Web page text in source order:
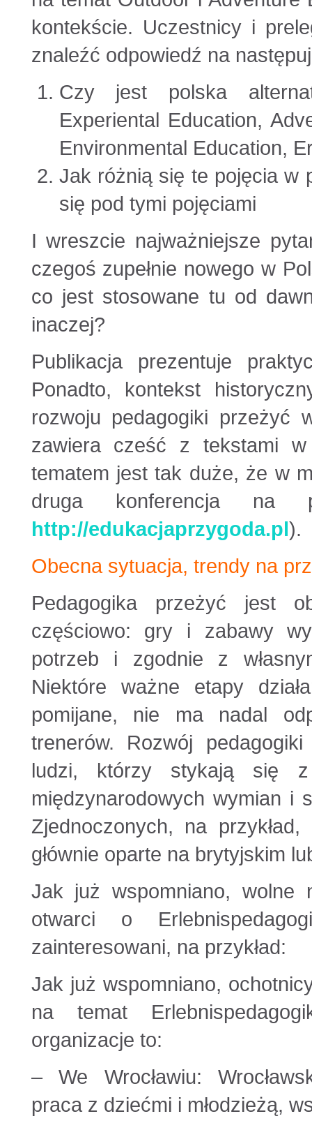
kontekście. Uczestnicy i
znaleźć odpowiedź na
Czy jest polska
Experiental Education,
Environmental Education,
Jak różnią się te pojęcia w
się pod tymi pojęciami
I wreszcie najważniejsze
czegoś zupełnie nowego w
co jest stosowane tu od
inaczej?
Publikacja prezentuje
Ponadto, kontekst
rozwoju pedagogiki przeżyć
zawiera cześć z tekstami w
tematem jest tak duże, że w
druga konferencja
http://edukacjaprzygoda.pl).
Obecna sytuacja, trendy na
Pedagogika przeżyć jest
częściowo: gry i zabawy
potrzeb i zgodnie z
Niektóre ważne etapy
pomijane, nie ma nadal
trenerów. Rozwój
ludzi, którzy stykają się z
międzynarodowych wymian i
Zjednoczonych, na
głównie oparte na brytyjskim
Jak już wspomniano, wolne
otwarci o
zainteresowani, na przykład:
Jak już wspomniano,
na temat
organizacje to:
– We Wrocławiu:
praca z dziećmi i młodzieżą,